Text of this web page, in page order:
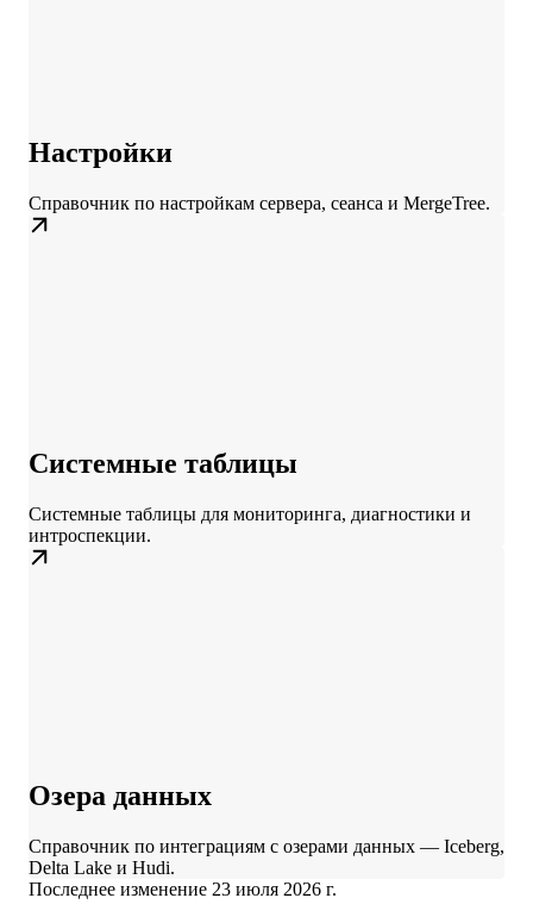
Настройки
Справочник по настройкам сервера, сеанса и MergeTree.
Системные таблицы
Системные таблицы для мониторинга, диагностики и
интроспекции.
Озера данных
Справочник по интеграциям с озерами данных — Iceberg,
Delta Lake и Hudi.
Последнее изменение 23 июля 2026 г.